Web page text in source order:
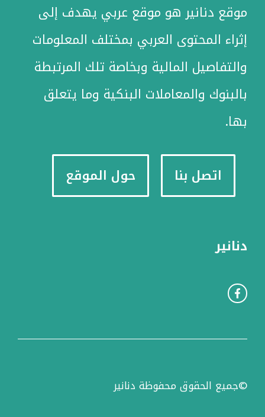
موقع دنانير هو موقع عربي يهدف إلى
إثراء المحتوى العربي بمختلف المعلومات
والتفاصيل المالية وبخاصة تلك المرتبطة
بالبنوك والمعاملات البنكية وما يتعلق
بها.
اتصل بنا حول الموقع
دنانير
©جميع الحقوق محفوظة دنانير